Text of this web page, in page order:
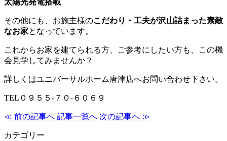
その他にも、お施主様のこだわり・工夫が沢山詰まった素敵
なお家となっています。
これからお家を建てられる方、ご参考にしたい方も、この機
会見学してみませんか？
詳しくはユニバーサルホーム唐津店へお問い合わせ下さい。
TEL０９５５-７０-６０６９
≪ 前の記事へ 記事一覧へ 次の記事へ ≫
カテゴリー